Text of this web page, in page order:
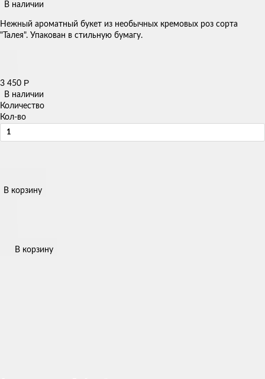
В наличии
Нежный ароматный букет из необычных кремовых роз сорта
"Талея". Упакован в стильную бумагу.
3 450 Р
В наличии
Количество
Кол-во
В корзину
В корзину